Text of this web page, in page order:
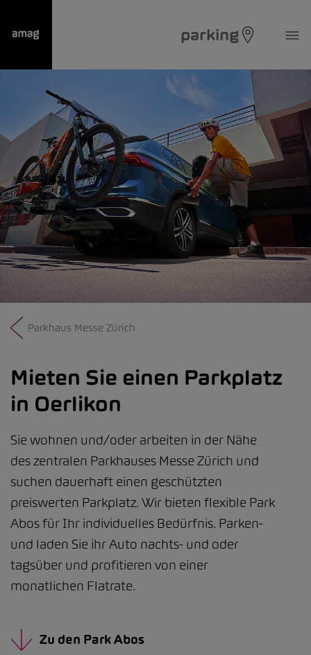
parking
Parkhaus Messe Zürich
Mieten Sie einen Parkplatz
in Oerlikon
Sie wohnen und/oder arbeiten in der Nähe
des zentralen Parkhauses Messe Zürich und
suchen dauerhaft einen geschützten
preiswerten Parkplatz. Wir bieten flexible Park
Abos für Ihr individuelles Bedürfnis. Parken-
und laden Sie ihr Auto nachts- und oder
tagsüber und profitieren von einer
monatlichen Flatrate.
Zu den Park Abos